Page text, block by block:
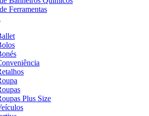
Ferramentas
Plus Size